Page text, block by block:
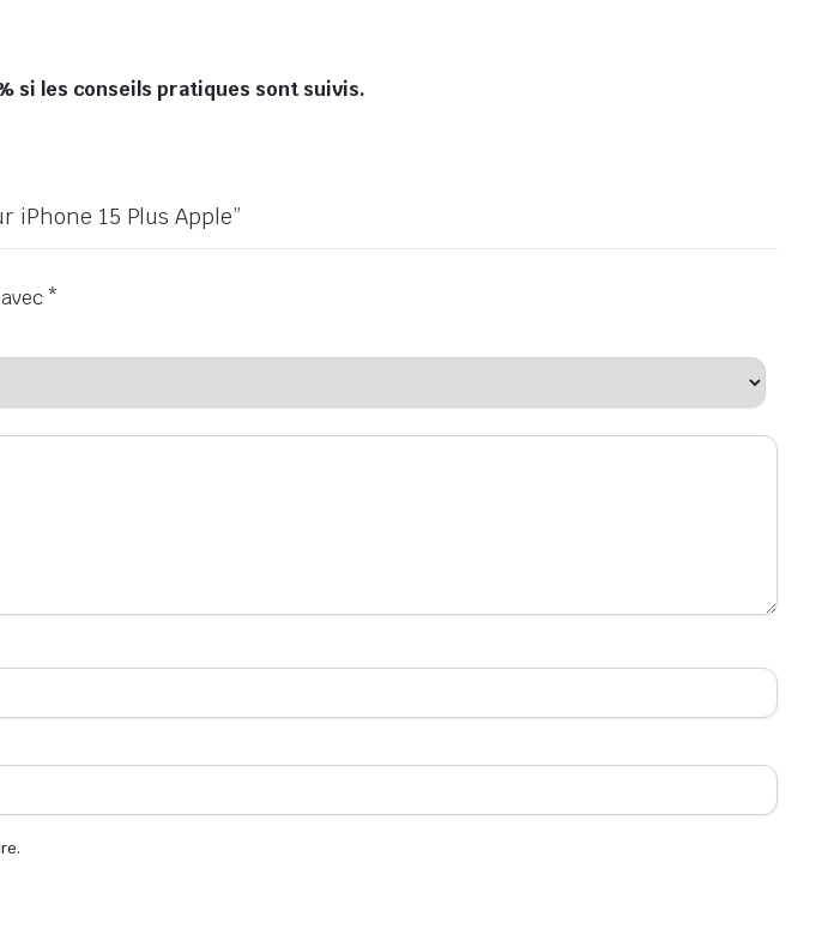
si les conseils pratiques sont suivis.
iPhone 15 Plus Apple”
*